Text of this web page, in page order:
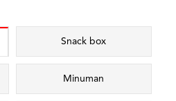
Snack box
Minuman